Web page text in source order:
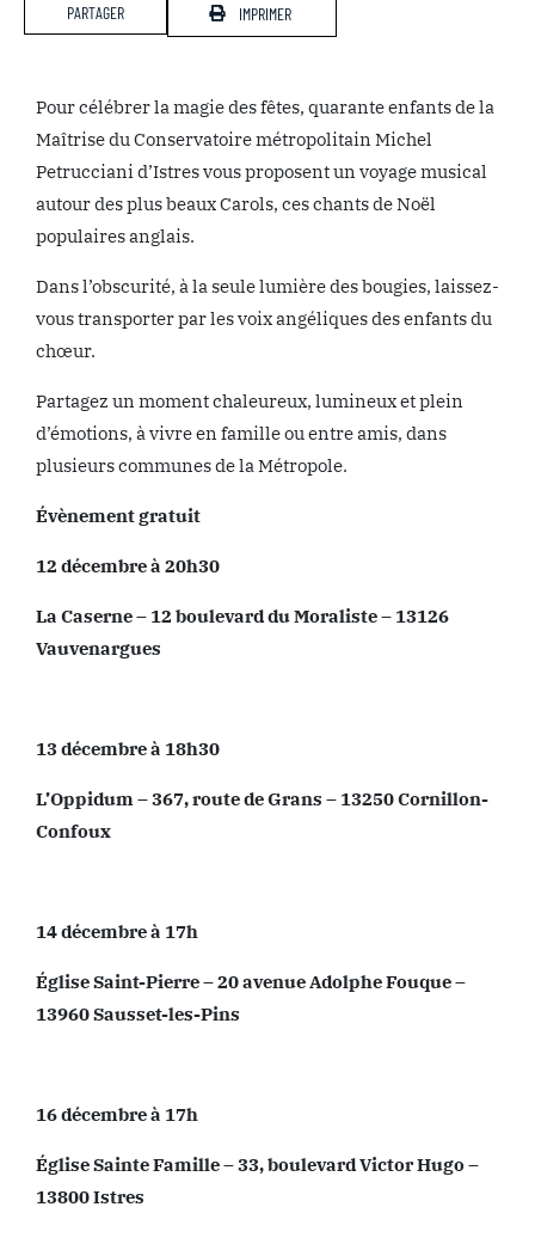
PARTAGER IMPRIMER
Pour célébrer la magie des fêtes, quarante enfants de la
Maîtrise du Conservatoire métropolitain Michel
Petrucciani d’Istres vous proposent un voyage musical
autour des plus beaux Carols, ces chants de Noël
populaires anglais.
Dans l’obscurité, à la seule lumière des bougies, laissez-
vous transporter par les voix angéliques des enfants du
chœur.
Partagez un moment chaleureux, lumineux et plein
d’émotions, à vivre en famille ou entre amis, dans
plusieurs communes de la Métropole.
Évènement gratuit
12 décembre à 20h30
La Caserne – 12 boulevard du Moraliste – 13126
Vauvenargues
13 décembre à 18h30
L’Oppidum – 367, route de Grans – 13250 Cornillon-
Confoux
14 décembre à 17h
Église Saint-Pierre – 20 avenue Adolphe Fouque –
13960 Sausset-les-Pins
16 décembre à 17h
Église Sainte Famille – 33, boulevard Victor Hugo –
13800 Istres